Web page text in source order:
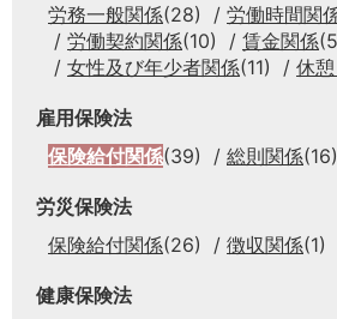
労務一般関係(28) 労働時間関
労働契約関係(10) 賃金関係
女性及び年少者関係(11) 休
雇用保険法
保険給付関係(39) 総則関係(16)
労災保険法
保険給付関係(26) 徴収関係(1)
健康保険法